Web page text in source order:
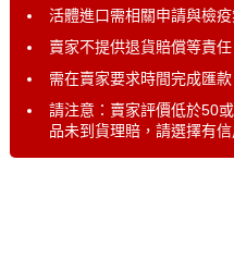
活體進口需相關申請與檢疫
賣家不提供退貨賠償等責任
需在賣家要求時間完成匯款
請注意：賣家評價低於50
品未到貨理賠，請選擇有信